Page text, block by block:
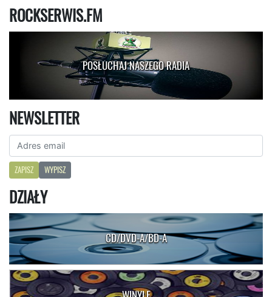
ROCKSERWIS.FM
POSŁUCHAJ NASZEGO RADIA
NEWSLETTER
ZAPISZ WYPISZ
DZIAŁY
CD/DVD-A/BD-A